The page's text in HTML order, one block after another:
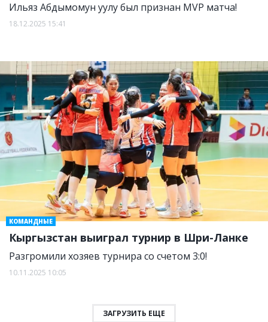
Ильяз Абдымомун уулу был признан MVP матча!
18.12.2025 15:41
Кыргызстан выиграл турнир в Шри-Ланке
Разгромили хозяев турнира со счетом 3:0!
10.11.2025 10:05
КОМАНДНЫЕ
ЗАГРУЗИТЬ ЕЩЕ